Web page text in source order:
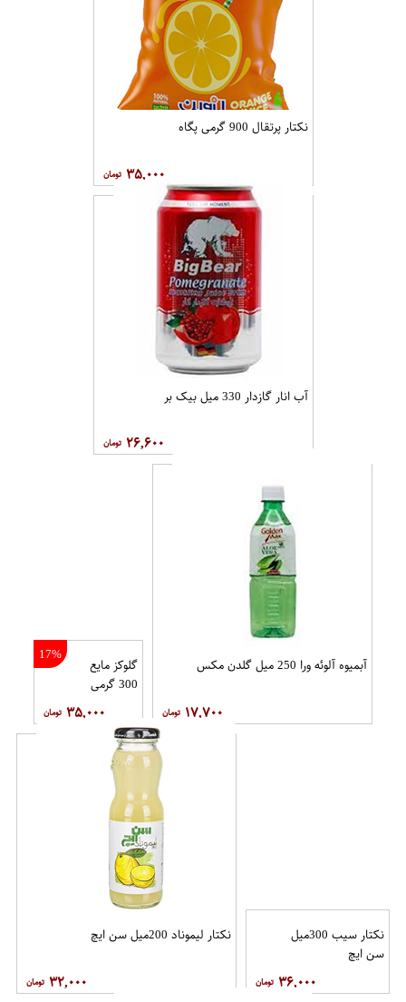
نکتار پرتقال 900 گرمی پگاه
۳۵,۰۰۰
آب انار گازدار 330 میل بیک بر
۲۶,۶۰۰
آبمیوه آلوئه ورا 250 میل گلدن مکس
۱۷,۷۰۰
17%
گلوکز مایع
300 گرمی
۳۵,۰۰۰
نکتار سیب 300میل
سن ایچ
۳۶,۰۰۰
نکتار لیموناد 200میل سن ایچ
۳۲,۰۰۰